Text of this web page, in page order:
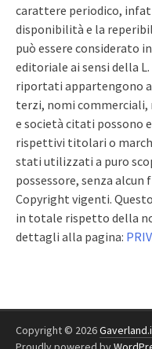
carattere periodico,
disponibilità e la
può essere considerato
editoriale ai sensi della
riportati appartengono
terzi, nomi
e società citati possono
rispettivi titolari o
stati utilizzati a puro
possessore, senza
Copyright vigenti.
in totale rispetto della
dettagli alla pagina:
Copyright © 2026